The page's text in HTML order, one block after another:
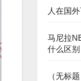
人在国
马尼拉
什么区别
（无标题